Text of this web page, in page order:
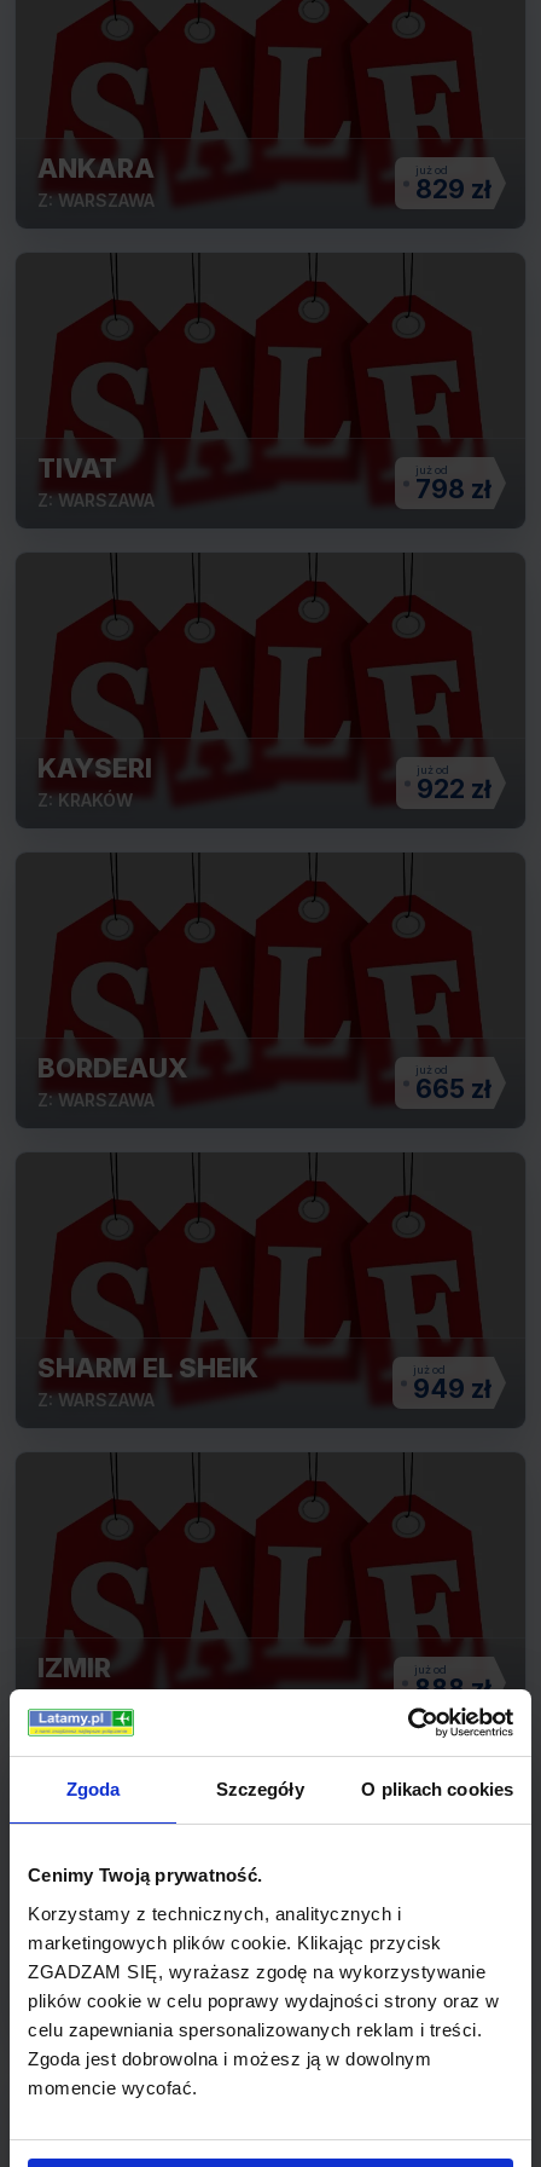
Zgoda Szczegóły O plikach cookies
Cenimy Twoją prywatność.
Korzystamy z technicznych, analitycznych i
marketingowych plików cookie. Klikając przycisk
ZGADZAM SIĘ, wyrażasz zgodę na wykorzystywanie
plików cookie w celu poprawy wydajności strony oraz w
celu zapewniania spersonalizowanych reklam i treści.
Zgoda jest dobrowolna i możesz ją w dowolnym
momencie wycofać.
ANKARA
Z: WARSZAWA 829 zł
TIVAT
Z: WARSZAWA 798 zł
KAYSERI
Z: KRAKÓW 922 zł
BORDEAUX
Z: WARSZAWA 665 zł
SHARM EL SHEIK
Z: WARSZAWA 949 zł
IZMIR
888 zł
KAIR
Z: KRAKÓW 877 zł